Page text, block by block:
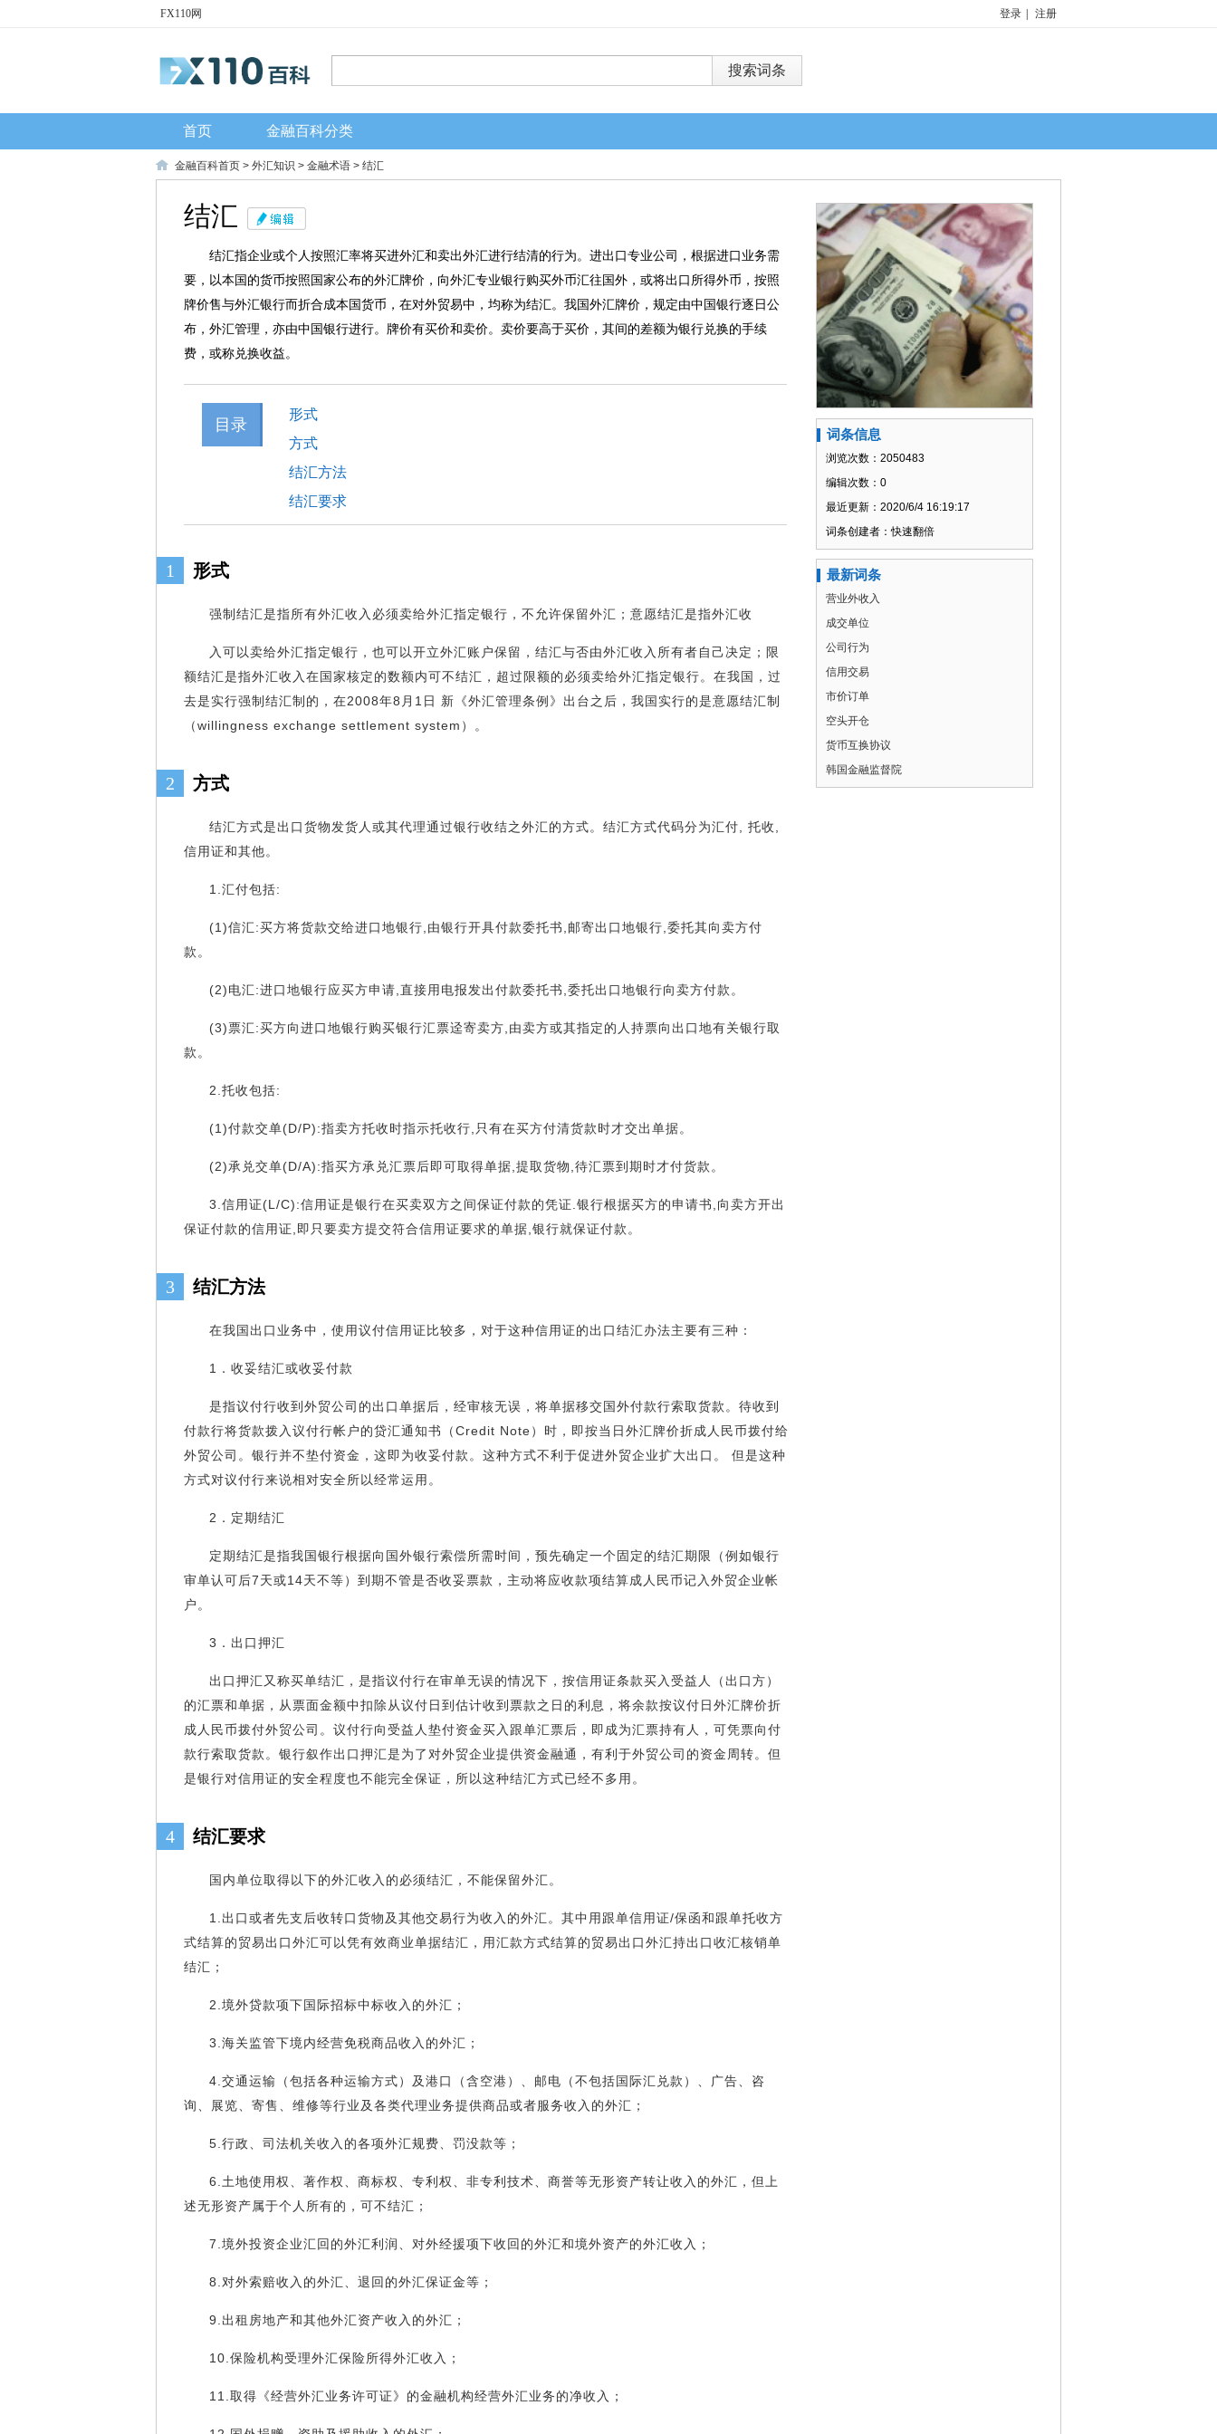
FX110网 登录 注册
首页 金融百科分类
金融百科首页 > 外汇知识 > 金融术语 > 结汇
结汇
结汇指企业或个人按照汇率将买进外汇和卖出外汇进行结清的行为。进出口专业公司，根据进口业务需
要，以本国的货币按照国家公布的外汇牌价，向外汇专业银行购买外币汇往国外，或将出口所得外币，按照
牌价售与外汇银行而折合成本国货币，在对外贸易中，均称为结汇。我国外汇牌价，规定由中国银行逐日公
布，外汇管理，亦由中国银行进行。牌价有买价和卖价。卖价要高于买价，其间的差额为银行兑换的手续
费，或称兑换收益。
目录
形式
方式
结汇方法
结汇要求
1 形式
强制结汇是指所有外汇收入必须卖给外汇指定银行，不允许保留外汇；意愿结汇是指外汇收
入可以卖给外汇指定银行，也可以开立外汇账户保留，结汇与否由外汇收入所有者自己决定；限
额结汇是指外汇收入在国家核定的数额内可不结汇，超过限额的必须卖给外汇指定银行。在我国，过
去是实行强制结汇制的，在2008年8月1日 新《外汇管理条例》出台之后，我国实行的是意愿结汇制
（willingness exchange settlement system）。
2 方式
结汇方式是出口货物发货人或其代理通过银行收结之外汇的方式。结汇方式代码分为汇付, 托收,
信用证和其他。
1.汇付包括:
(1)信汇:买方将货款交给进口地银行,由银行开具付款委托书,邮寄出口地银行,委托其向卖方付
款。
(2)电汇:进口地银行应买方申请,直接用电报发出付款委托书,委托出口地银行向卖方付款。
(3)票汇:买方向进口地银行购买银行汇票迳寄卖方,由卖方或其指定的人持票向出口地有关银行取
款。
2.托收包括:
(1)付款交单(D/P):指卖方托收时指示托收行,只有在买方付清货款时才交出单据。
(2)承兑交单(D/A):指买方承兑汇票后即可取得单据,提取货物,待汇票到期时才付货款。
3.信用证(L/C):信用证是银行在买卖双方之间保证付款的凭证.银行根据买方的申请书,向卖方开出
保证付款的信用证,即只要卖方提交符合信用证要求的单据,银行就保证付款。
3 结汇方法
在我国出口业务中，使用议付信用证比较多，对于这种信用证的出口结汇办法主要有三种：
1．收妥结汇或收妥付款
是指议付行收到外贸公司的出口单据后，经审核无误，将单据移交国外付款行索取货款。待收到
付款行将货款拨入议付行帐户的贷汇通知书（Credit Note）时，即按当日外汇牌价折成人民币拨付给
外贸公司。银行并不垫付资金，这即为收妥付款。这种方式不利于促进外贸企业扩大出口。 但是这种
方式对议付行来说相对安全所以经常运用。
2．定期结汇
定期结汇是指我国银行根据向国外银行索偿所需时间，预先确定一个固定的结汇期限（例如银行
审单认可后7天或14天不等）到期不管是否收妥票款，主动将应收款项结算成人民币记入外贸企业帐
户。
3．出口押汇
出口押汇又称买单结汇，是指议付行在审单无误的情况下，按信用证条款买入受益人（出口方）
的汇票和单据，从票面金额中扣除从议付日到估计收到票款之日的利息，将余款按议付日外汇牌价折
成人民币拨付外贸公司。议付行向受益人垫付资金买入跟单汇票后，即成为汇票持有人，可凭票向付
款行索取货款。银行叙作出口押汇是为了对外贸企业提供资金融通，有利于外贸公司的资金周转。但
是银行对信用证的安全程度也不能完全保证，所以这种结汇方式已经不多用。
4 结汇要求
国内单位取得以下的外汇收入的必须结汇，不能保留外汇。
1.出口或者先支后收转口货物及其他交易行为收入的外汇。其中用跟单信用证/保函和跟单托收方
式结算的贸易出口外汇可以凭有效商业单据结汇，用汇款方式结算的贸易出口外汇持出口收汇核销单
结汇；
2.境外贷款项下国际招标中标收入的外汇；
3.海关监管下境内经营免税商品收入的外汇；
4.交通运输（包括各种运输方式）及港口（含空港）、邮电（不包括国际汇兑款）、广告、咨
询、展览、寄售、维修等行业及各类代理业务提供商品或者服务收入的外汇；
5.行政、司法机关收入的各项外汇规费、罚没款等；
6.土地使用权、著作权、商标权、专利权、非专利技术、商誉等无形资产转让收入的外汇，但上
述无形资产属于个人所有的，可不结汇；
7.境外投资企业汇回的外汇利润、对外经援项下收回的外汇和境外资产的外汇收入；
8.对外索赔收入的外汇、退回的外汇保证金等；
9.出租房地产和其他外汇资产收入的外汇；
10.保险机构受理外汇保险所得外汇收入；
11.取得《经营外汇业务许可证》的金融机构经营外汇业务的净收入；
词条信息
浏览次数：2050483
编辑次数：0
最近更新：2020/6/4 16:19:17
词条创建者：快速翻倍
最新词条
营业外收入
成交单位
公司行为
信用交易
市价订单
空头开仓
货币互换协议
韩国金融监督院